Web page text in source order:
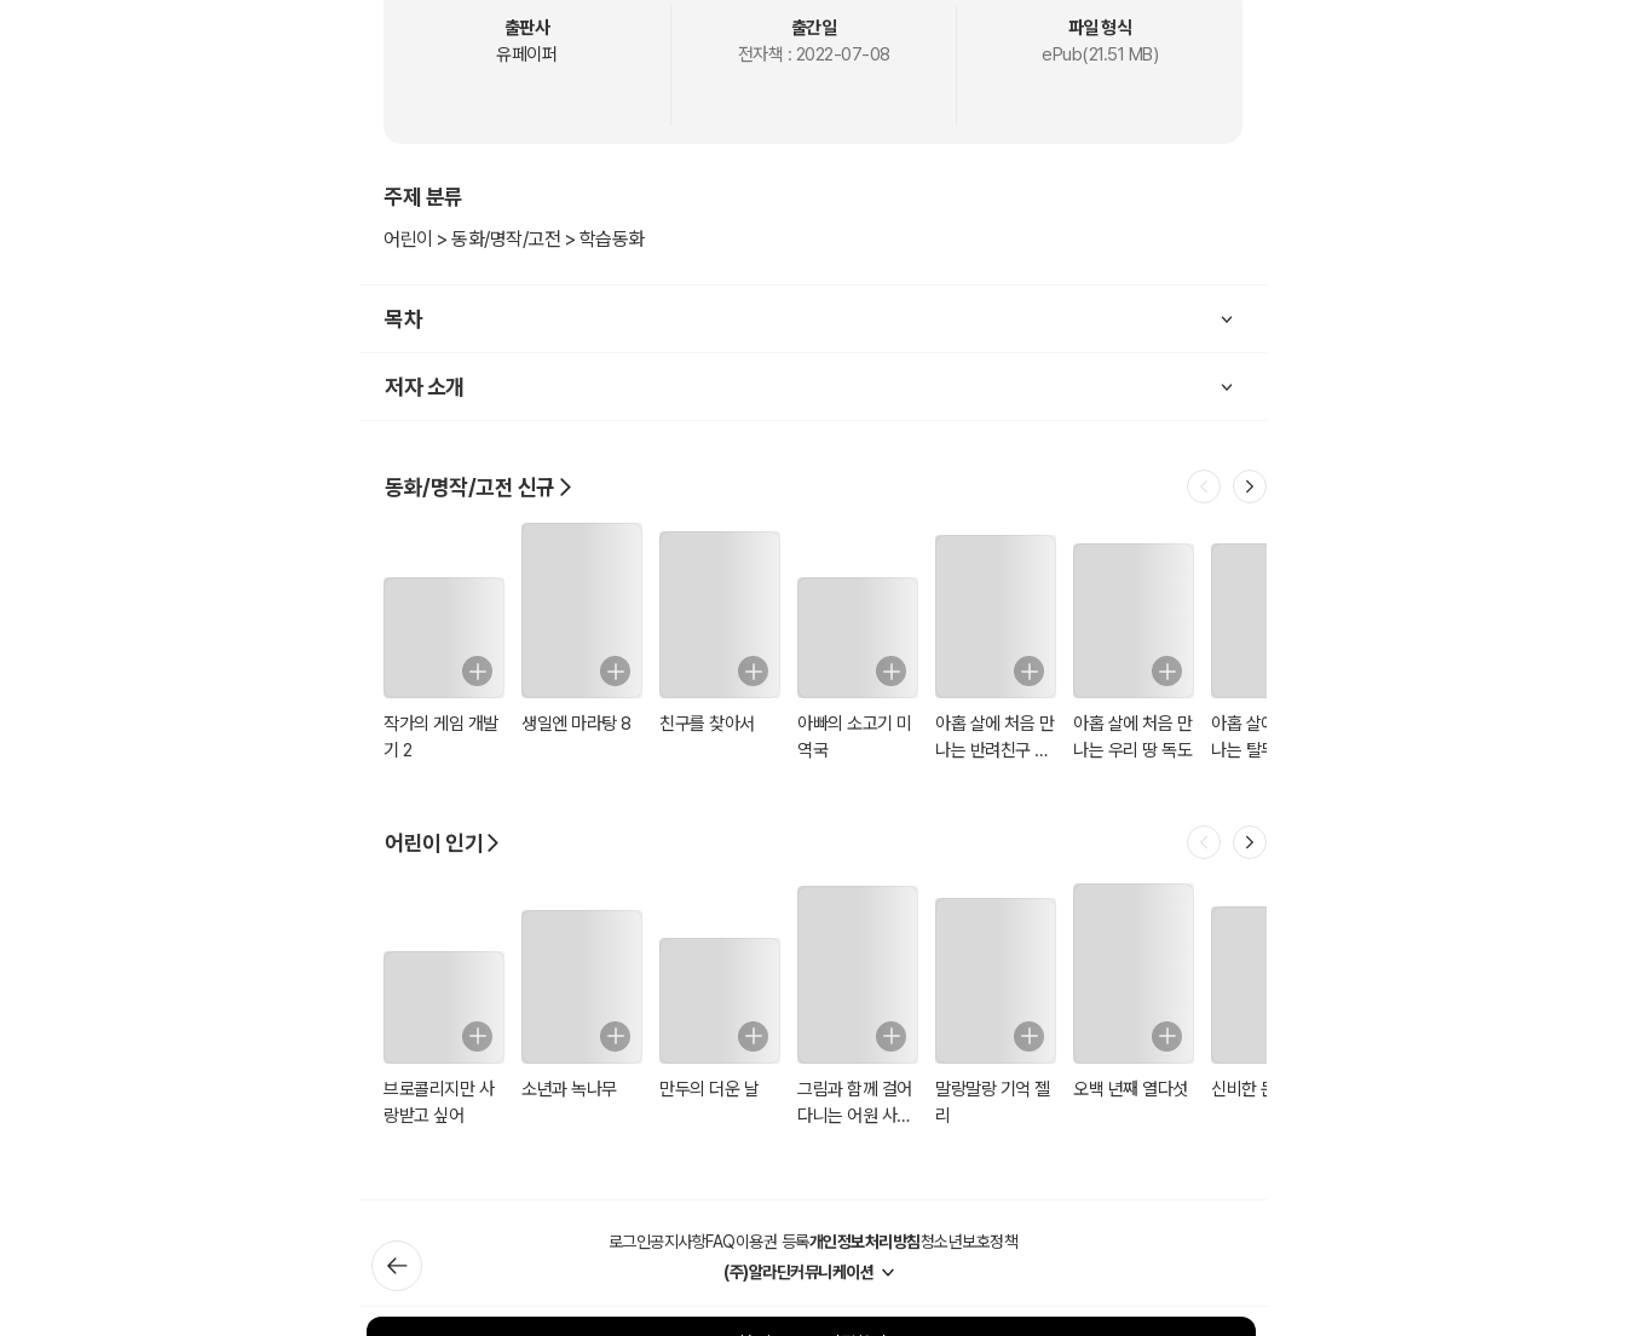
출판사
유페이퍼
출간일
전자책 : 2022-07-08
파일 형식
ePub(21.51 MB)
주제 분류
어린이 > 동화/명작/고전 > 학습동화
목차
저자 소개
동화/명작/고전 신규
작가의 게임 개발
기 2
생일엔 마라탕 8 친구를 찾아서
아빠의 소고기 미
역국
아홉 살에 처음 만
나는 반려친구 고
아홉 살에 처음 만
나는 우리 땅 독도
아홉 살에 처음 만
나는 탈무드
어린이 인기
브로콜리지만 사
랑받고 싶어
소년과 녹나무 만두의 더운 날
그림과 함께 걸어
다니는 어원 사전
말랑말랑 기억 젤
리
오백 년째 열다섯 신비한 문방구
로그인공지사항FAQ이용권 등록개인정보처리방침청소년보호정책
(주)알라딘커뮤니케이션